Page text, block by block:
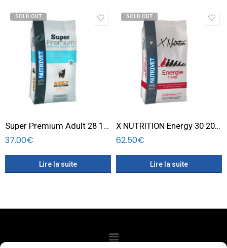
SOLD OUT
Super Premium Adult 28 18 Mini dog 5 KG
37.00€
Lire la suite
SOLD OUT
X NUTRITION Energy 30 20 – 20 KG
62.50€
Lire la suite